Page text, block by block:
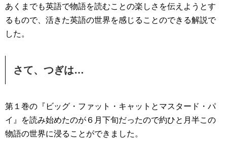
あくまでも英語で物語を読むことの楽しさを伝えようとす
るもので、活きた英語の世界を感じることのできる解説で
した。
さて、つぎは…
第１巻の『ビッグ・ファット・キャットとマスタード・パ
イ』を読み始めたのが６月下旬だったので約ひと月半この
物語の世界に浸ることができました。